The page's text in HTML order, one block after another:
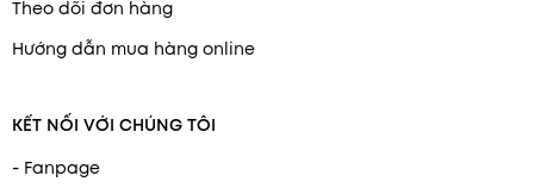
Theo dõi đơn hàng
Hướng dẫn mua hàng online
KẾT NỐI VỚI CHÚNG TÔI
- Fanpage